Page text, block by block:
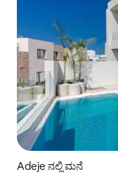
Adeje ನಲ್ಲಿ ಮನೆ